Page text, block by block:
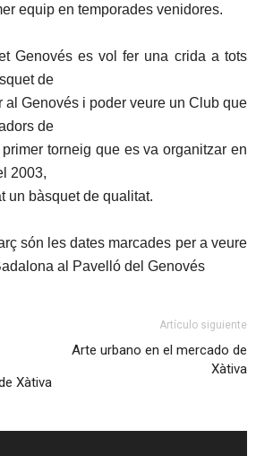
equip en temporades venidores.
Genovés es vol fer una crida a tots
de
al Genovés i poder veure un Club que
de
torneig que es va organitzar en
2003,
un bàsquet de qualitat.
són les dates marcades per a veure
al Pavelló del Genovés
Xàtiva
Artículo siguiente
Arte urbano en el mercado de
Xàtiva